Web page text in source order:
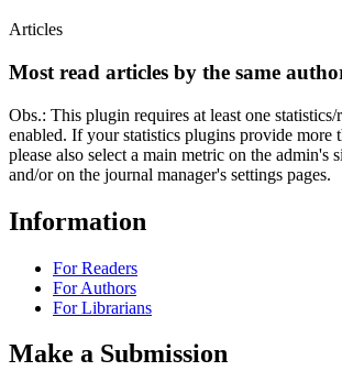
Articles
Most read articles by the same
Obs.: This plugin requires at least one
enabled. If your statistics plugins provide more
please also select a main metric on the admin's
and/or on the journal manager's settings pages.
Information
For Readers
For Authors
For Librarians
Make a Submission